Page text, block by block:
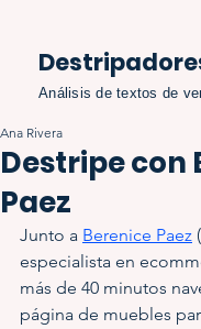
Análisis de textos de
Destripe con
Paez
Ana Rivera
Junto a Berenice Paez
especialista en
más de 40 minutos
página de muebles